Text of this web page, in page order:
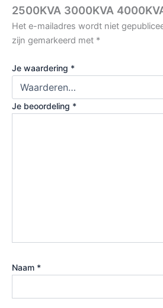
2500KVA 3000KVA
Het e-mailadres wordt niet
zijn gemarkeerd met *
Je waardering *
Je beoordeling *
Naam *